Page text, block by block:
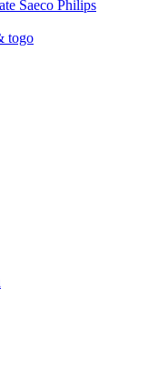
Saeco Philips
togo